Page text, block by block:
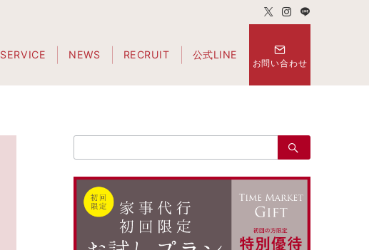
SERVICE NEWS RECRUIT 公式LINE
お問い合わせ
索：